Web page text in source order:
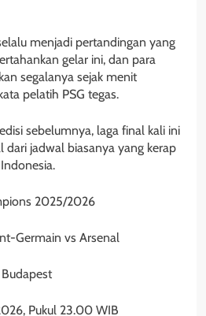
menjadi pertandingan yang
gelar ini, dan para
segalanya sejak menit
pelatih PSG tegas.
sebelumnya, laga final kali ini
dari jadwal biasanya yang kerap
2025/2026
Germain vs Arsenal
Pukul 23.00 WIB